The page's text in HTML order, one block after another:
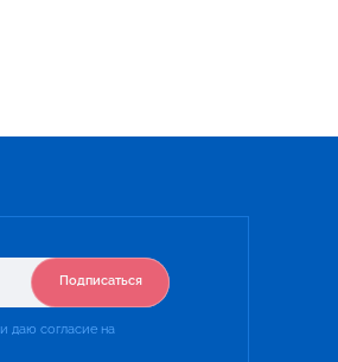
Подписаться
и даю согласие на